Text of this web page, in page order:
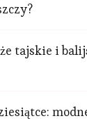
tajskie i